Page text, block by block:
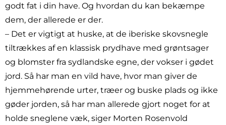
godt fat i din have. Og hvordan du kan bekæmpe
dem, der allerede er der.
– Det er vigtigt at huske, at de iberiske skovsnegle
tiltrækkes af en klassisk prydhave med grøntsager
og blomster fra sydlandske egne, der vokser i gødet
jord. Så har man en vild have, hvor man giver de
hjemmehørende urter, træer og buske plads og ikke
gøder jorden, så har man allerede gjort noget for at
holde sneglene væk, siger Morten Rosenvold